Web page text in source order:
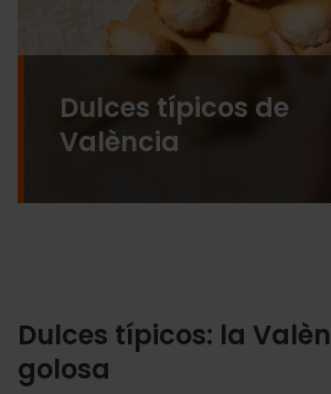
Dulces típicos de
València
Dulces típicos: la
golosa